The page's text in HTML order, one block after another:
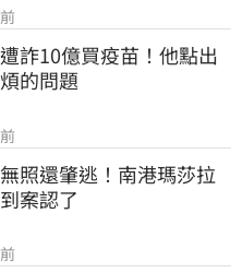
詐10億買疫苗！他點出
的問題
照還肇逃！南港瑪莎拉
案認了